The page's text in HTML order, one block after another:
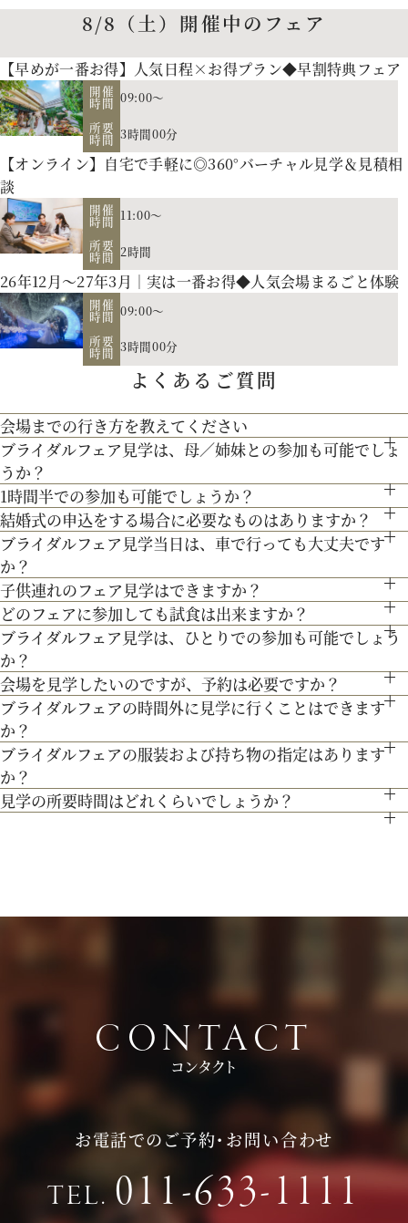
お二人の希望に合わせた挙式のスタイル（挙式のみ、披露
宴、パーティー等）や予算に応じたプランニングをさせていた
【北海道フレンチ】北海道の契約生産者さん直送の食材を使
持つ貴田岡シェフの試食をお楽しみください！
最新のトレンドコーディネート体験が可能。
個性やテーマに合わせて素敵な空間を作り上げます！ウェディ
ングのテーマやお二人のこだわりを反映させたオリジナルの会
200年の歴史ある厳かな雰囲気に包まれる大聖堂で、結婚式の
真髄を感じていただける見学ツアー。広大な空間と圧倒的な美
しさを誇る大聖堂で、神聖な儀式が執り行われる特別な場所
を、ぜひ実際にご体感ください♪
３Dプロジェクションマッピングを始め、先輩カップル絶賛の
最先端のウェディング演出の数々をご紹介。ゲストと楽しむ演
出、お姫様のように注目される演出、あなたの理想にあったも
のをご提案します。
専属衣装室『マリアクリスティ』をご案内。夢のような結婚式
を彩るドレスを間近でご覧いただける特別な機会です。是非運
命の1着を見つけてみてください＊
8/8（土）開催中のフェア
【早めが一番お得】人気日程×お得プラン◆早割特典フェア
開催
時間 09:00～
所要
時間 3時間00分
【オンライン】自宅で手軽に◎360°バーチャル見学＆見積相
談
開催
時間 11:00～
所要
時間 2時間
26年12月～27年3月｜実は一番お得◆人気会場まるごと体験
開催
時間 09:00～
所要
時間 3時間00分
よくあるご質問
会場までの行き方を教えてください
●お車でお越しの方へ JR札幌駅から約15分 地下鉄西28丁
目から約3分
●交通機関をご利用の方へ 地下鉄東西線「西28丁目」駅下
車 2番出口より徒歩約15分となっております。
ブライダルフェア見学は、母／姉妹との参加も可能でしょ
うか？
もちろん可能です。親御様やご家族との参加も歓迎しておりま
す。
1時間半での参加も可能でしょうか？
通常、会場見学と試食で3時間程となります。時間内で必要な
ご案内にてご対応させて頂きます。
結婚式の申込をする場合に必要なものはありますか？
お内金と印鑑をお持ちいただいております。都度、プランナー
よりご案内させて頂きますのでご安心ください。
ブライダルフェア見学当日は、車で行っても大丈夫です
か？
お車でお越しいただいても大丈夫です。その際は、会場併設の
無料駐車場をご利用下さい。
子供連れのフェア見学はできますか？
もちろん可能です。授乳室等もご用意しておりますのでご安心
ください。
また、お子様連れでのご来館が不安な場合は、オンライン相談
フェアもご検討下さい。
どのフェアに参加しても試食は出来ますか？
「試食」マークのついているフェアにて、シェフ厳選料理の無
料試食を行っております。
ブライダルフェア見学は、ひとりでの参加も可能でしょう
か？
もちろん可能です。おひとり様でのご見学も歓迎しておりま
す。
会場を見学したいのですが、予約は必要ですか？
予約制ではございませんが、予約の方優先でご案内をしており
ます。
事前にご予約頂けますとご希望の日時に見学確実かと存じます
ので、ブライダルフェアページより予約、またはお電話にてお
ブライダルフェアの時間外に見学に行くことはできます
か？
ブライダルフェア開催時間帯での参加が難しい場合は、お電話
にてお気軽にご相談下さい。
ブライダルフェアの服装および持ち物の指定はあります
か？
特に指定はございません。服装は普段着でお気軽にお越しく
見学の所要時間はどれくらいでしょうか？
ご試食やお見積もり・日程のご提示を含めて３時間程お時間を
CONTACT
コンタクト
お電話でのご予約・お問い合わせ
TEL. 011-633-1111